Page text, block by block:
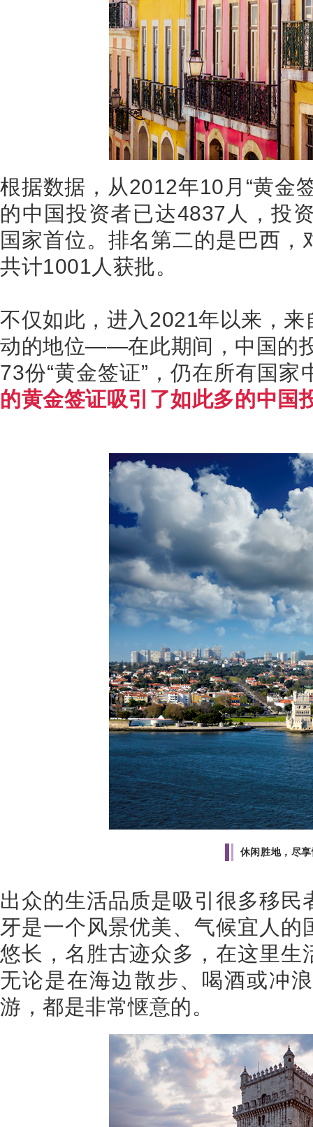
根据数据，从2012年10 月“黄金
的中国投资者已达4837 人，投
国家首位。排名第二的是巴西，
共计1001 人获批。
不仅如此，进入 2021年以来，来
动的地位——在此期间，中国的
73份“黄金签证”，仍在所有国家
的黄金签证吸引了如此多的中国
休闲胜地，尽
出众的生活品质是吸引很多移
牙是一个风景优美、气候宜人
悠长，名胜古迹众多，在这里
无论是在海边散步、喝酒或冲
游，都是非常惬意的。